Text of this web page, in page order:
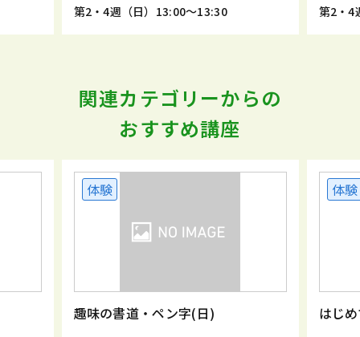
第2・4週（日）13:00～13:30
第2・4
関連カテゴリーからの
おすすめ講座
体験
趣味の書道・ペン字(日)
体験
はじ